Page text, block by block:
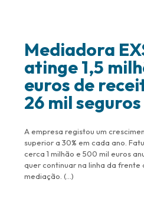
Mediadora
atinge 1,5
euros de
26 mil seguros
A empresa registou um
superior a 30% em cada ano.
cerca 1 milhão e 500 mil euros
quer continuar na linha da frente
mediação. (…)